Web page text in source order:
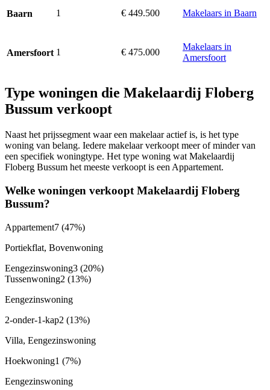
Baarn 1 € 449.500 Makelaars in Baarn
Amersfoort 1 € 475.000
Makelaars in
Amersfoort
Type woningen die Makelaardij Floberg
Bussum verkoopt
Naast het prijssegment waar een makelaar actief is, is het type
woning van belang. Iedere makelaar verkoopt meer of minder van
een specifiek woningtype. Het type woning wat Makelaardij
Floberg Bussum het meeste verkoopt is een Appartement.
Welke woningen verkoopt Makelaardij Floberg
Bussum?
Appartement7 (47%)
Portiekflat, Bovenwoning
Eengezinswoning3 (20%)
Tussenwoning2 (13%)
Eengezinswoning
2-onder-1-kap2 (13%)
Villa, Eengezinswoning
Hoekwoning1 (7%)
Eengezinswoning